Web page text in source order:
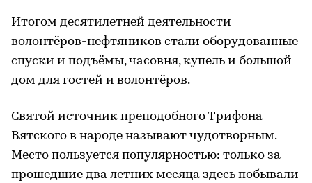
Итогом десятилетней деятельности
волонтёров-нефтяников стали оборудованные
спуски и подъёмы, часовня, купель и большой
дом для гостей и волонтёров.
Святой источник преподобного Трифона
Вятского в народе называют чудотворным.
Место пользуется популярностью: только за
прошедшие два летних месяца здесь побывали